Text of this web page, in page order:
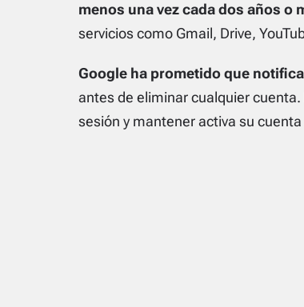
menos una vez cada dos años o
servicios como Gmail, Drive,
Google ha prometido que
antes de eliminar cualquier
sesión y mantener activa su